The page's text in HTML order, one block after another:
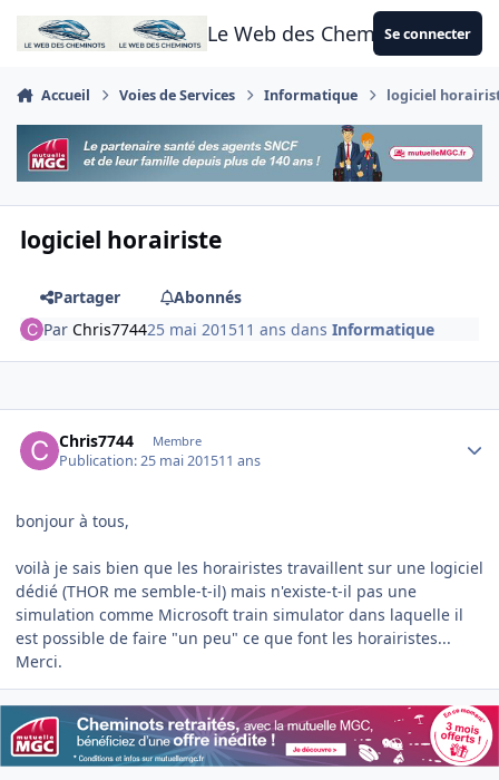
Aller au contenu
Le Web des CheminotsSe connecter
Accueil Voies de Services Informatique logiciel
logiciel horairiste
Partager
Abonnés
ParChris774425 mai 201511 ans dansInformatique
Chris7744 Membre
Publication:25 mai 201511 ans
bonjour à tous,
voilà je sais bien que les horairistes travaillent sur une logiciel
dédié (THOR me semble-t-il) mais n'existe-t-il pas une
simulation comme Microsoft train simulator dans laquelle il
est possible de faire "un peu" ce que font les horairistes...
Merci.